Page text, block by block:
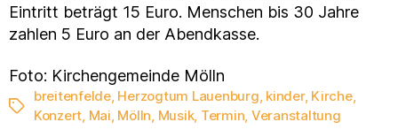
Eintritt beträgt 15 Euro. Menschen bis 30 Jahre
zahlen 5 Euro an der Abendkasse.
Foto: Kirchengemeinde Mölln
Schlagwörter
breitenfelde, Herzogtum Lauenburg, kinder, Kirche,
Konzert, Mai, Mölln, Musik, Termin, Veranstaltung